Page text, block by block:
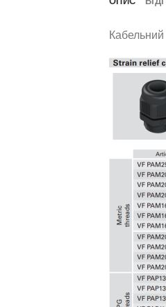
Кабельний